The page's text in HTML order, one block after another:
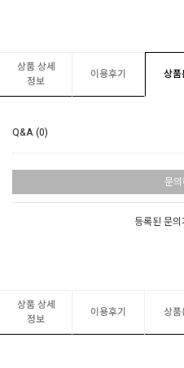
상품 상세
정보
이용후기 상품
Q&A (0)
문의
등록된 문
상품 상세
정보
이용후기 상품